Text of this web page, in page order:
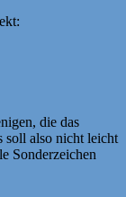
die das
soll also nicht leicht
Sonderzeichen